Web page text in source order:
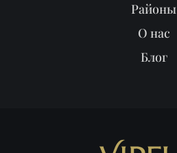
Районы
О нас
Блог